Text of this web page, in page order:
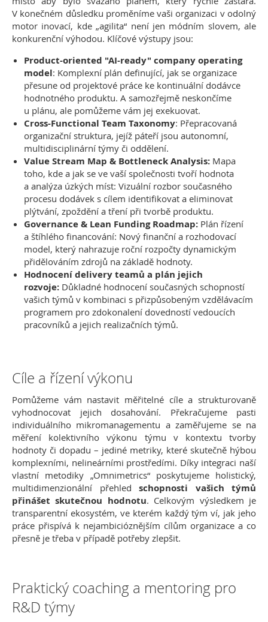
V konečném důsledku proměníme vaši organizaci v odolný
motor inovací, kde „agilita“ není jen módním slovem, ale
konkurenční výhodou. Klíčové výstupy jsou:
Product-oriented "AI-ready" company operating
model: Komplexní plán definující, jak se organizace
přesune od projektové práce ke kontinuální dodávce
hodnotného produktu. A samozřejmě neskončíme
u plánu, ale pomůžeme vám jej exekuovat.
Cross-Functional Team Taxonomy: Přepracovaná
organizační struktura, jejíž páteří jsou autonomní,
multidisciplinární týmy či oddělení.
Value Stream Map & Bottleneck Analysis: Mapa
toho, kde a jak se ve vaší společnosti tvoří hodnota
a analýza úzkých míst: Vizuální rozbor současného
procesu dodávek s cílem identifikovat a eliminovat
plýtvání, zpoždění a tření při tvorbě produktu.
Governance & Lean Funding Roadmap: Plán řízení
a štíhlého financování: Nový finanční a rozhodovací
model, který nahrazuje roční rozpočty dynamickým
přidělováním zdrojů na základě hodnoty.
Hodnocení delivery teamů a plán jejich
rozvoje: Důkladné hodnocení současných schopností
vašich týmů v kombinaci s přizpůsobeným vzdělávacím
programem pro zdokonalení dovedností vedoucích
pracovníků a jejich realizačních týmů.
Cíle a řízení výkonu
Pomůžeme vám nastavit měřitelné cíle a strukturovaně
vyhodnocovat jejich dosahování. Překračujeme pasti
individuálního mikromanagementu a zaměřujeme se na
měření kolektivního výkonu týmu v kontextu tvorby
hodnoty či dopadu – jediné metriky, které skutečně hýbou
komplexními, nelineárními prostředími. Díky integraci naší
vlastní metodiky „Omnimetrics“ poskytujeme holistický,
multidimenzionální přehled schopnosti vašich týmů
přinášet skutečnou hodnotu. Celkovým výsledkem je
transparentní ekosystém, ve kterém každý tým ví, jak jeho
práce přispívá k nejambicióznějším cílům organizace a co
přesně je třeba v případě potřeby zlepšit.
Praktický coaching a mentoring pro
R&D týmy